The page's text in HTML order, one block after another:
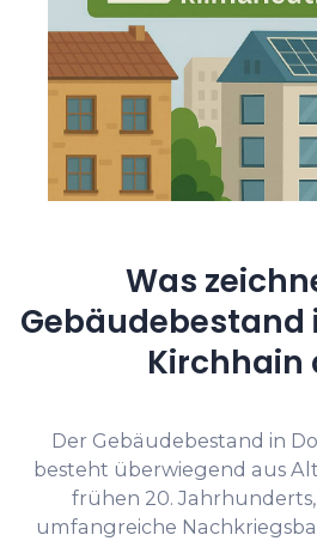
Was
Gebäudebestand
Kirchhain
Der Gebäudebestand in
besteht überwiegend aus
frühen 20.
umfangreiche